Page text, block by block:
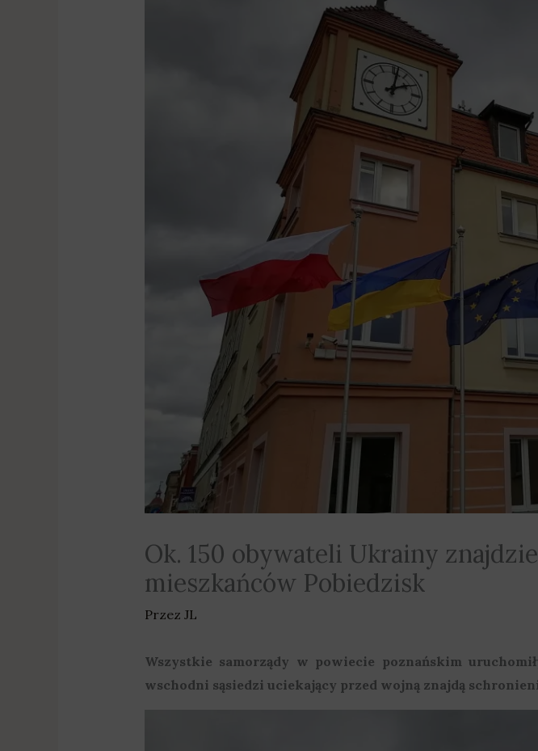
Ok. 150 obywateli Ukrainy
mieszkańców Pobiedzisk
Przez JL
Wszystkie samorządy w powiecie poznańskim
wschodni sąsiedzi uciekający przed wojną znajdą